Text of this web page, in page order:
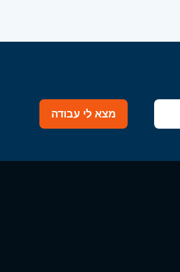
מצא לי עבודה